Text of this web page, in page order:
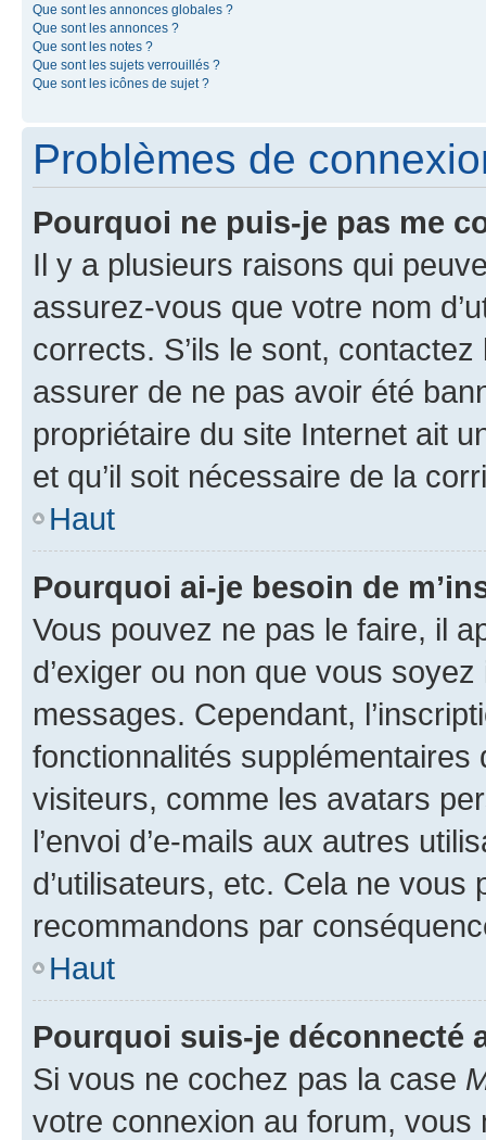
Que sont les annonces globales ?
Que sont les annonces ?
Que sont les notes ?
Que sont les sujets verrouillés ?
Que sont les icônes de sujet ?
Problèmes de
Pourquoi ne puis-je pas me
Il y a plusieurs raisons qui
assurez-vous que votre nom
corrects. S’ils le sont,
assurer de ne pas avoir été
propriétaire du site Internet ait
et qu’il soit nécessaire de la
Haut
Pourquoi ai-je besoin de
Vous pouvez ne pas le faire, il
d’exiger ou non que vous
messages. Cependant,
fonctionnalités
visiteurs, comme les avatars
l’envoi d’e-mails aux autres
d’utilisateurs, etc. Cela ne vous
recommandons par
Haut
Pourquoi suis-je déconnecté
Si vous ne cochez pas la case
votre connexion au forum,